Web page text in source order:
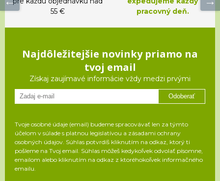
55 €
pracovný deň.
Najdôležitejšie novinky priamo na
tvoj email
Získaj zaujímavé informácie vždy medzi prvými
Odoberať
Tvoje osobné údaje (email) budeme spracovávať len za týmto
účelom v súlade s platnou legislatívou a zásadami ochrany
osobných údajov. Súhlas potvrdíš kliknutím na odkaz, ktorý ti
pošleme na Tvoj email. Súhlas môžeš kedykoľvek odvolať písomne,
emailom alebo kliknutím na odkaz z ktoréhokoľvek informačného
emailu.